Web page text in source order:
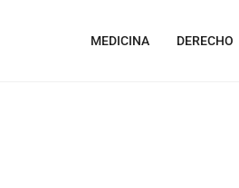
MEDICINA DERECHO